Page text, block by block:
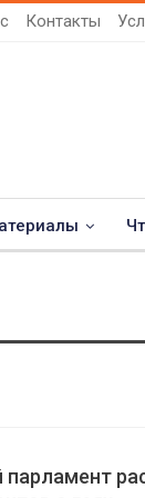
Контакты
парламент